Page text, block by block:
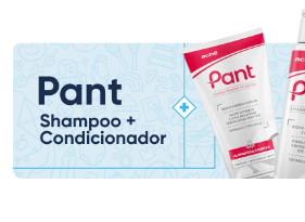
Promoção em Destaque